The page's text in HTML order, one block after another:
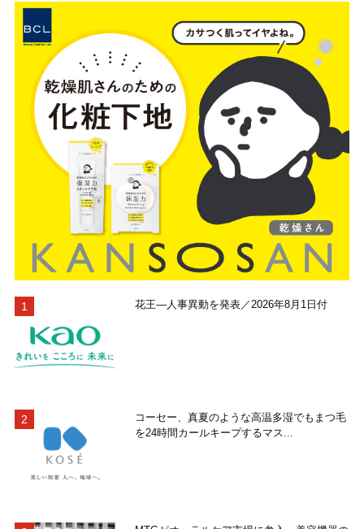
花王―人事異動を発表／2026年8月1日付
コーセー、真夏のような高温多湿でもまつ毛
を24時間カールキープするマス...